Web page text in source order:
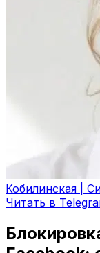
Кобилинская |
Читать в